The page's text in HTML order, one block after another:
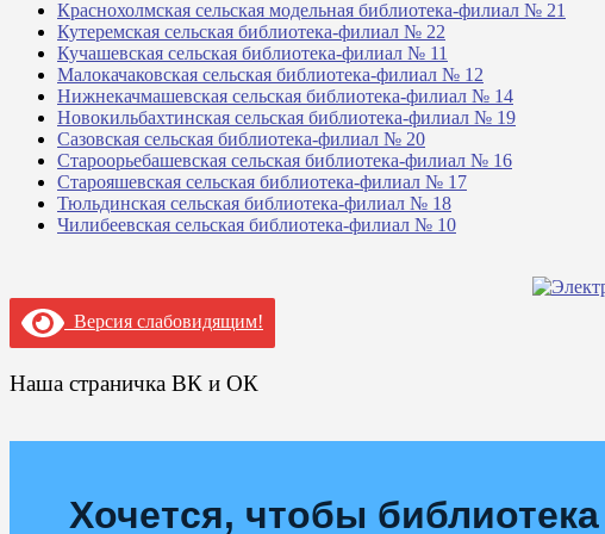
Краснохолмская сельская модельная библиотека-филиал № 21
Кутеремская сельская библиотека-филиал № 22
Кучашевская сельская библиотека-филиал № 11
Малокачаковская сельская библиотека-филиал № 12
Нижнекачмашевская сельская библиотека-филиал № 14
Новокильбахтинская сельская библиотека-филиал № 19
Сазовская сельская библиотека-филиал № 20
Староорьебашевская сельская библиотека-филиал № 16
Старояшевская сельская библиотека-филиал № 17
Тюльдинская сельская библиотека-филиал № 18
Чилибеевская сельская библиотека-филиал № 10
Версия слабовидящим!
Наша страничка ВК и ОК
Хочется, чтобы библиотека